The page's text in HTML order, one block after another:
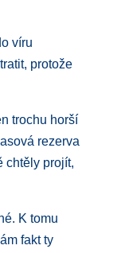
víru
protože
trochu horší
rezerva
chtěly projít,
K tomu
fakt ty